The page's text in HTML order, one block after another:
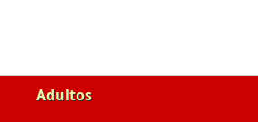
Adultos